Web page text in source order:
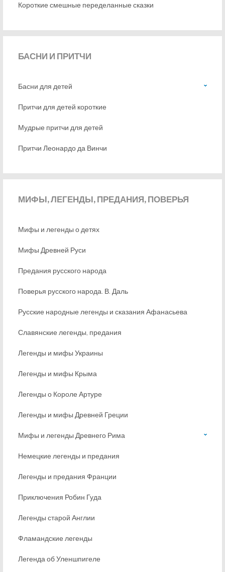
Короткие смешные переделанные сказки
БАСНИ И ПРИТЧИ
Басни для детей
Притчи для детей короткие
Мудрые притчи для детей
Притчи Леонардо да Винчи
МИФЫ,ЛЕГЕНДЫ, ПРЕДАНИЯ, ПОВЕРЬЯ
Мифы и легенды о детях
Мифы Древней Руси
Предания русского народа
Поверья русского народа. В. Даль
Русские народные легенды и сказания Афанасьева
Славянские легенды, предания
Легенды и мифы Украины
Легенды и мифы Крыма
Легенды о Короле Артуре
Легенды и мифы Древней Греции
Мифы и легенды Древнего Рима
Немецкие легенды и предания
Легенды и предания Франции
Приключения Робин Гуда
Легенды старой Англии
Фламандские легенды
Легенда об Уленшпигеле